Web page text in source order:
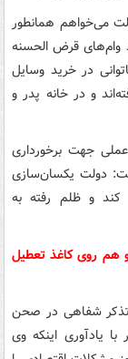
می‌خواهم همانطور
وام‌های قرض الحسنه
در خرید وسایل
و در خانه پدر و
جهت برخورداری
دولت یکسان‌سازی
کند و ظلم رفته به
هم روی کاغذ تعطیل
تذکر شفاهی در صحن
یادآوری اینکه وی